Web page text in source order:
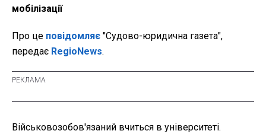
мобілізації
Про це повідомляє "Судово-юридична газета",
передає RegioNews.
Військовозобов'язаний вчиться в університеті.